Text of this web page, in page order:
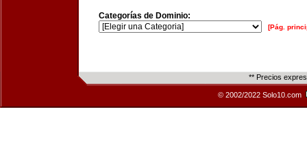
Categorías de Dominio:
[Pág.
** Precios
© 2002/2022 Solo10.com